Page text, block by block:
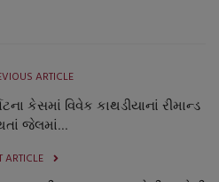
ARTICLE
કેસમાં વિવેક કાથડીયાનાં રીમાન્ડ
જેલમાં...
ARTICLE